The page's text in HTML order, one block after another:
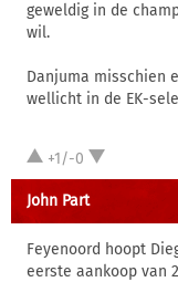
geweldig in de
wil.
Danjuma misschien
wellicht in de EK-
+1/-0
John Part
Feyenoord hoopt
eerste aankoop van